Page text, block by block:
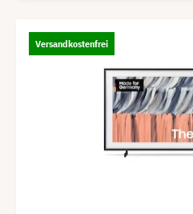
Versandkostenfrei